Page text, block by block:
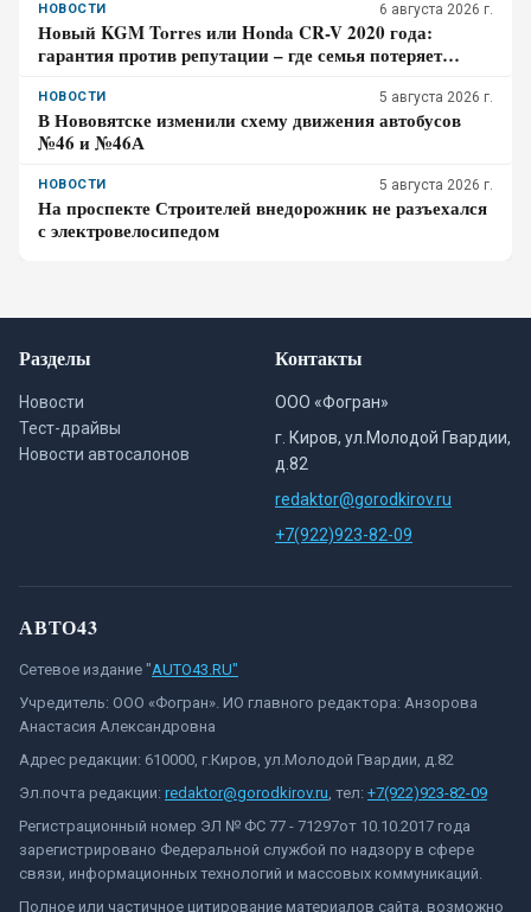
НОВОСТИ 6 августа 2026 г.
Новый KGM Torres или Honda CR-V 2020 года:
гарантия против репутации – где семья потеряет
НОВОСТИ 5 августа 2026 г.
В Нововятске изменили схему движения автобусов
№46 и №46А
НОВОСТИ 5 августа 2026 г.
На проспекте Строителей внедорожник не разъехался
с электровелосипедом
Разделы
Новости
Тест-драйвы
Новости автосалонов
Контакты
ООО «Фогран»
г. Киров, ул.Молодой Гвардии,
д.82
redaktor@gorodkirov.ru
+7(922)923-82-09
АВТО43
Сетевое издание "AUTO43.RU"
Учредитель: ООО «Фогран». ИО главного редактора: Анзорова
Анастасия Александровна
Адрес редакции: 610000, г.Киров, ул.Молодой Гвардии, д.82
Эл.почта редакции: redaktor@gorodkirov.ru, тел: +7(922)923-82-09
Регистрационный номер ЭЛ № ФС 77 - 71297от 10.10.2017 года
зарегистрировано Федеральной службой по надзору в сфере
связи, информационных технологий и массовых коммуникаций.
Полное или частичное цитирование материалов сайта, возможно